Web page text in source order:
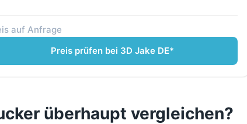
auf Anfrage
Preis prüfen bei 3D Jake DE*
überhaupt vergleichen?